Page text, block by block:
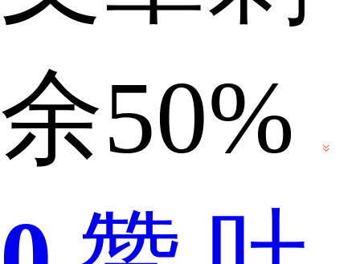
的
余50%